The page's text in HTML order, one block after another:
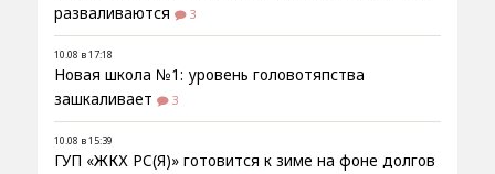
разваливаются
3
10.08 в 17:18
Новая школа №1: уровень головотяпства
зашкаливает
3
10.08 в 15:39
ГУП «ЖКХ РС(Я)» готовится к зиме на фоне долгов